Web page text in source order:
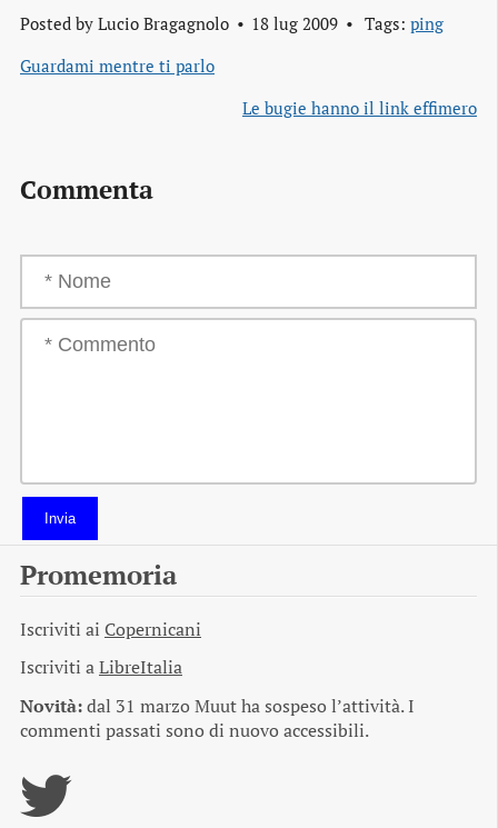
Posted by Lucio Bragagnolo 18 lug 2009 Tags: ping
Guardami mentre ti parlo
Le bugie hanno il link effimero
Commenta
Invia
Promemoria
Iscriviti ai Copernicani
Iscriviti aLibreItalia
Novità:dal 31 marzo Muut ha sospeso l’attività. I
commenti passati sono di nuovo accessibili.